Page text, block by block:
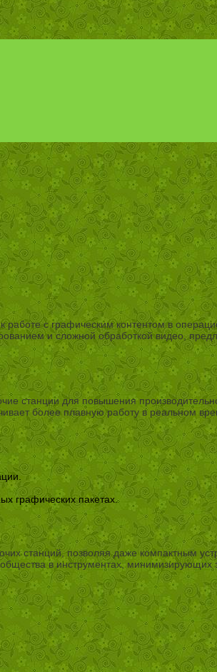
с графическим контентом в
и сложной обработкой видео,
станции для повышения
более плавную работу в реальном
графических пакетах.
станций, позволяя даже компактным
в инструментах,